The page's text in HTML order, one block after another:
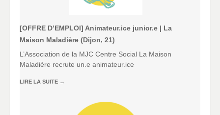
[OFFRE D’EMPLOI] Animateur.ice junior.e | La
Maison Maladière (Dijon, 21)
L’Association de la MJC Centre Social La Maison
Maladière recrute un.e animateur.ice
LIRE LA SUITE →